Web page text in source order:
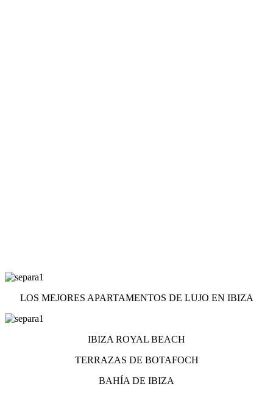
LOS MEJORES APARTAMENTOS DE LUJO EN IBIZA
IBIZA ROYAL BEACH
TERRAZAS DE BOTAFOCH
BAHÍA DE IBIZA